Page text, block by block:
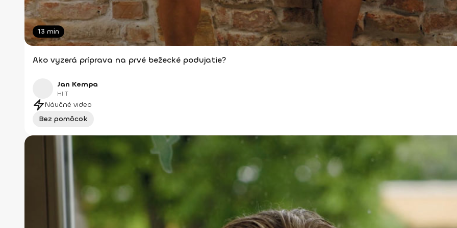
13 min
Ako vyzerá príprava na prvé bežecké podujatie?
Jan Kempa
HIIT
Náučné video
Bez pomôcok